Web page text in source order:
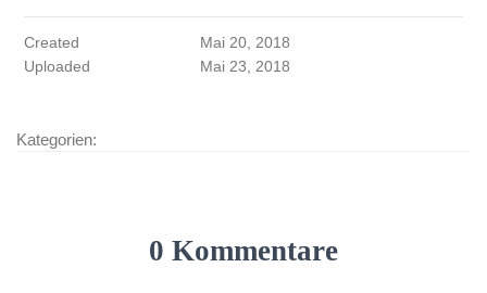
Created
Mai 20, 2018
Uploaded
Mai 23, 2018
Kategorien:
0 Kommentare